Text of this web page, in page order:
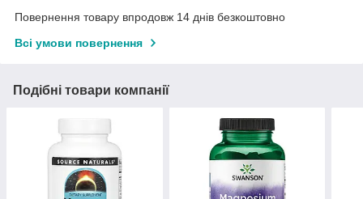
Повернення товару впродовж 14 днів безкоштовно
Всі умови повернення
Подібні товари компанії